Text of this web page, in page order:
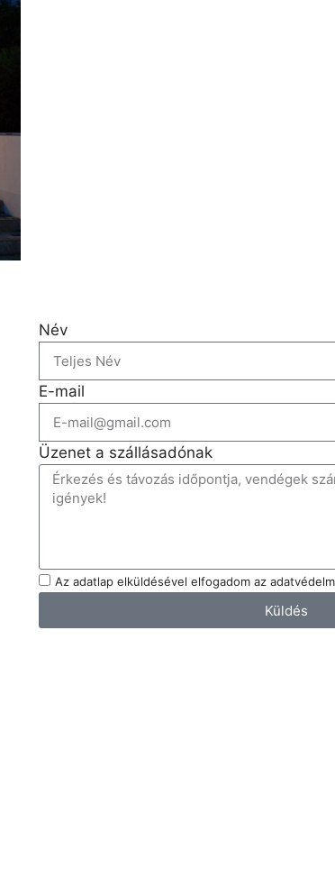
Név
E-mail
Üzenet a szállásadónak
Az adatlap elküldésével elfogadom az
Küldés